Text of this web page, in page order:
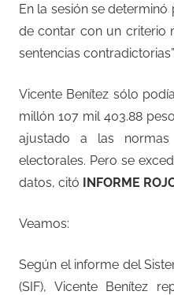
En la sesión se
de contar con un criterio
sentencias contradictorias”.
Vicente Benítez sólo
millón 107 mil 403.88
ajustado a las
electorales. Pero se
datos, citó INFORME
Veamos:
Según el informe del
(SIF), Vicente Benítez